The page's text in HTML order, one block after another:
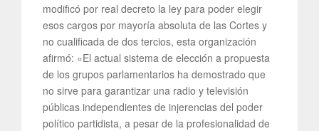
modificó por real decreto la ley para poder elegir
esos cargos por mayoría absoluta de las Cortes y
no cualificada de dos tercios, esta organización
afirmó: «El actual sistema de elección a propuesta
de los grupos parlamentarios ha demostrado que
no sirve para garantizar una radio y televisión
públicas independientes de injerencias del poder
político partidista, a pesar de la profesionalidad de